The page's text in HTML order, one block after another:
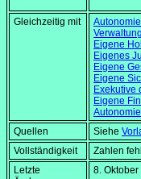
Gleichzeitig mit
Eigene
Eigenes
Eigene
Eigene
Exekutive
Eigene
Quellen
Siehe
Vollständigkeit
Zahlen
Letzte
8.